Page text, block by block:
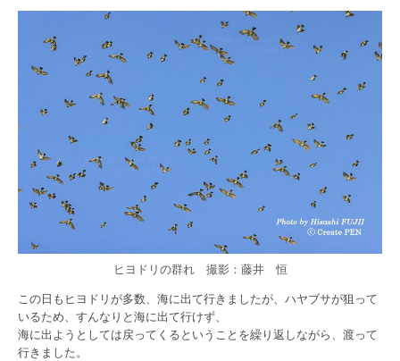
ヒヨドリの群れ 撮影：藤井 恒
この日もヒヨドリが多数、海に出て行きましたが、ハヤブサが狙って
いるため、すんなりと海に出て行けず、
海に出ようとしては戻ってくるということを繰り返しながら、渡って
行きました。